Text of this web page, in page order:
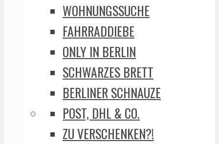
WOHNUNGSSUCHE
FAHRRADDIEBE
ONLY IN BERLIN
SCHWARZES BRETT
BERLINER SCHNAUZE
POST, DHL & CO.
ZU VERSCHENKEN?!